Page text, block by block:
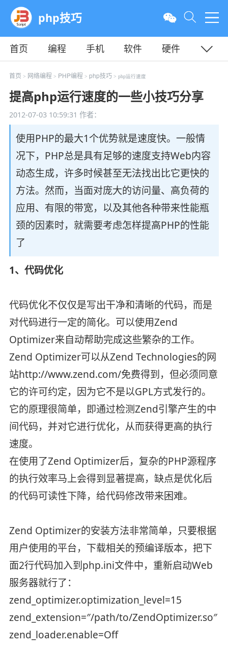
php技巧
首页 编程 手机 软件
硬件
教程
平面 服务器
首页 > 网络编程 > PHP编程 > php技巧 > php运行速度
提高php运行速度的一些小技巧分享
2012-07-03 10:59:31 作者：
使用PHP的最大1个优势就是速度快。一般情
况下，PHP总是具有足够的速度支持Web内容
动态生成，许多时候甚至无法找出比它更快的
方法。然而，当面对庞大的访问量、高负荷的
应用、有限的带宽，以及其他各种带来性能瓶
颈的因素时，就需要考虑怎样提高PHP的性能
了
1、代码优化
代码优化不仅仅是写出干净和清晰的代码，而是
对代码进行一定的简化。可以使用Zend
Optimizer来自动帮助完成这些繁杂的工作。
Zend Optimizer可以从Zend Technologies的网
站http://www.zend.com/免费得到，但必须同意
它的许可约定，因为它不是以GPL方式发行的。
它的原理很简单，即通过检测Zend引擎产生的中
间代码，并对它进行优化，从而获得更高的执行
速度。
在使用了Zend Optimizer后，复杂的PHP源程序
的执行效率马上会得到显著提高，缺点是优化后
的代码可读性下降，给代码修改带来困难。
Zend Optimizer的安装方法非常简单，只要根据
用户使用的平台，下载相关的预编译版本，把下
面2行代码加入到php.ini文件中，重新启动Web
服务器就行了：
zend_optimizer.optimization_level=15
zend_extension=″/path/to/ZendOptimizer.so″
zend_loader.enable=Off